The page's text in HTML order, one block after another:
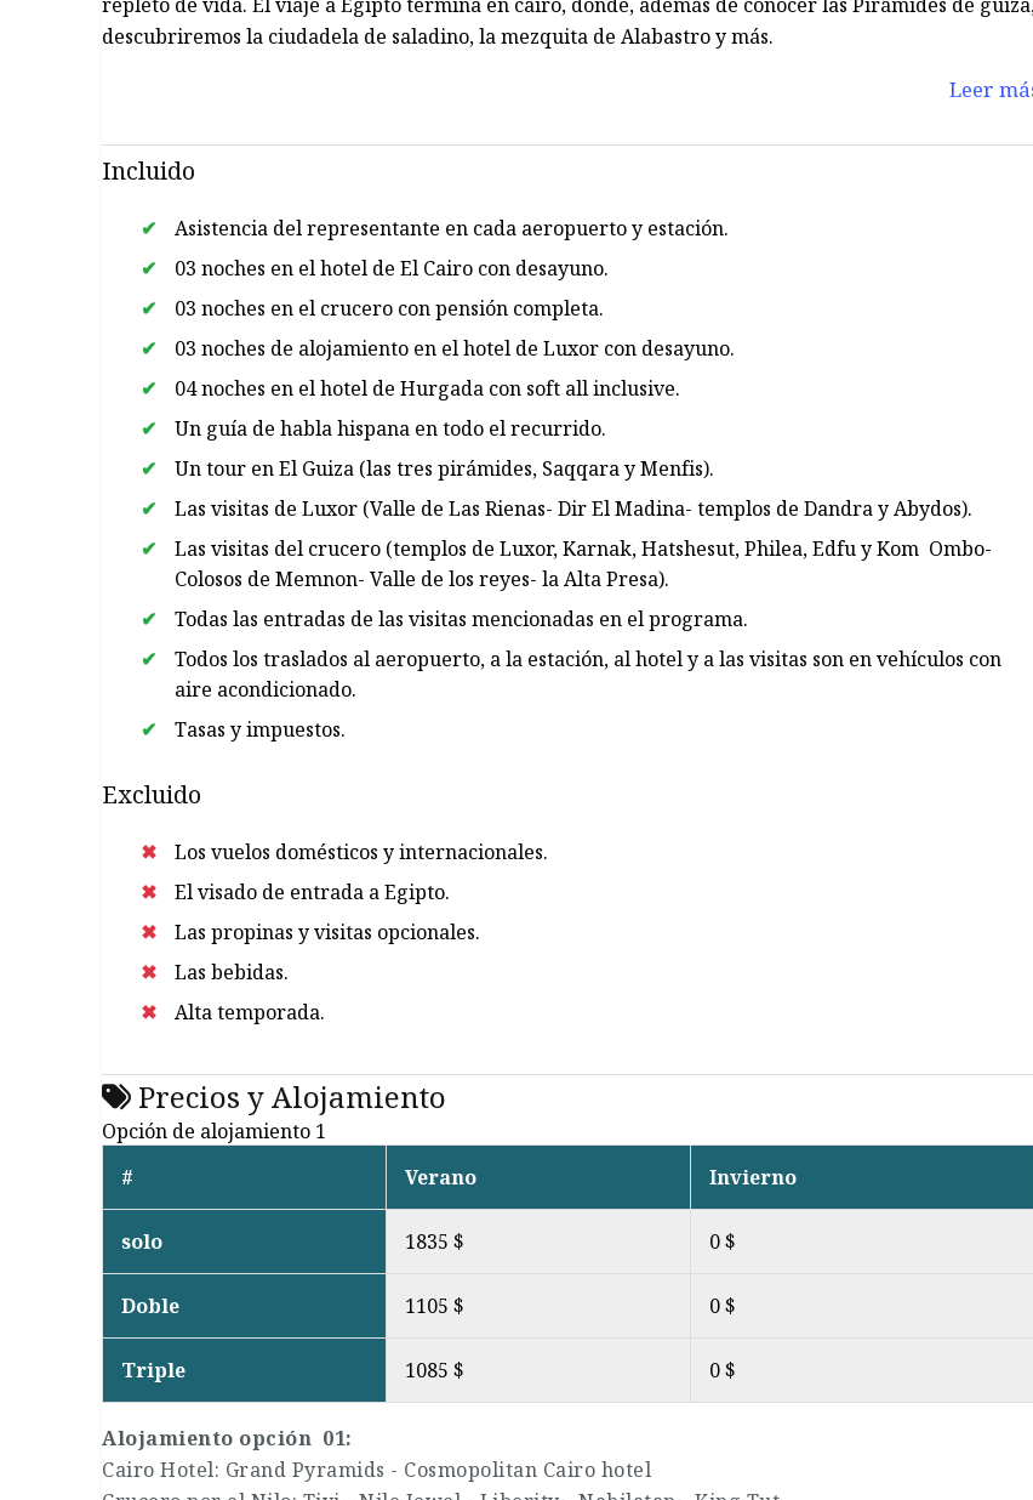
descubriremos la ciudadela de saladino, la mezquita de Alabastro y más.
Leer
Incluido
Asistencia del representante en cada aeropuerto y estación.
03 noches en el hotel de El Cairo con desayuno.
03 noches en el crucero con pensión completa.
03 noches de alojamiento en el hotel de Luxor con desayuno.
04 noches en el hotel de Hurgada con soft all inclusive.
Un guía de habla hispana en todo el recurrido.
Un tour en El Guiza (las tres pirámides, Saqqara y Menfis).
Las visitas de Luxor (Valle de Las Rienas- Dir El Madina- templos de Dandra y Abydos).
Las visitas del crucero (templos de Luxor, Karnak, Hatshesut, Philea, Edfu y Kom Ombo-
Colosos de Memnon- Valle de los reyes- la Alta Presa).
Todas las entradas de las visitas mencionadas en el programa.
Todos los traslados al aeropuerto, a la estación, al hotel y a las visitas son en vehículos con
aire acondicionado.
Tasas y impuestos.
Excluido
Los vuelos domésticos y internacionales.
El visado de entrada a Egipto.
Las propinas y visitas opcionales.
Las bebidas.
Alta temporada.
Precios y Alojamiento
Opción de alojamiento 1
#
Verano Invierno
solo 1835 $ 0 $
Doble 1105 $ 0 $
Triple 1085 $ 0 $
Alojamiento opción 01:
Cairo Hotel: Grand Pyramids - Cosmopolitan Cairo hotel